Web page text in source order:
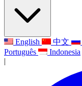
English 中文
Português
Indonesia
|